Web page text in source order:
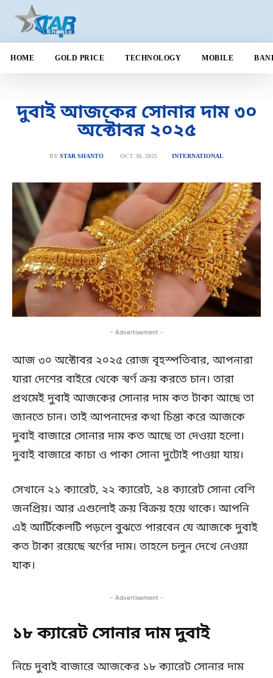
HOME GOLD PRICE TECHNOLOGY MOBILE
দুবাই আজকের সোনার দাম ৩০
অক্টোবর ২০২৫
BY STAR SHANTO OCT 30, 2025 INTERNATIONAL
- Advertisement -
আজ ৩০ অক্টোবর ২০২৫ রোজ বৃহস্পতিবার, আপনারা
যারা দেশের বাইরে থেকে স্বর্ণ ক্রয় করতে চান। তারা
প্রথমেই দুবাই আজকের সোনার দাম কত টাকা আছে তা
জানতে চান। তাই আপনাদের কথা চিন্তা করে আজকে
দুবাই বাজারে সোনার দাম কত আছে তা দেওয়া হলো।
দুবাই বাজারে কাচা ও পাকা সোনা দুটোই পাওয়া যায়।
সেখানে ২১ ক্যারেট, ২২ ক্যারেট, ২৪ ক্যারেট সোনা বেশি
জনপ্রিয়। আর এগুলোই ক্রয় বিক্রয় হয়ে থাকে। আপনি
এই আর্টিকেলটি পড়লে বুঝতে পারবেন যে আজকে দুবাই
কত টাকা রয়েছে স্বর্ণের দাম। তাহলে চলুন দেখে নেওয়া
যাক।
- Advertisement -
১৮ ক্যারেট সোনার দাম দুবাই
নিচে দুবাই বাজারে আজকের ১৮ ক্যারেট সোনার দাম